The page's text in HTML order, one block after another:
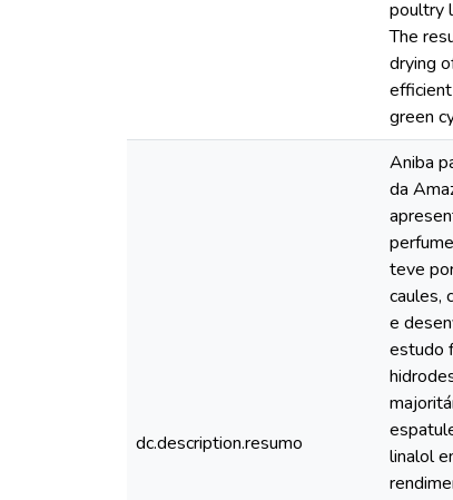
poultry
The
drying
green
dc.description.resumo
Aniba
da
teve
caules,
e
estudo
linalol